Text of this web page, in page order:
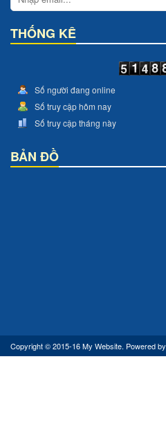
THỐNG KÊ
Số người đang online
Số truy cập hôm nay
Số truy cập tháng này
BẢN ĐỒ
Copyright © 2015-16 My Website. Powered by